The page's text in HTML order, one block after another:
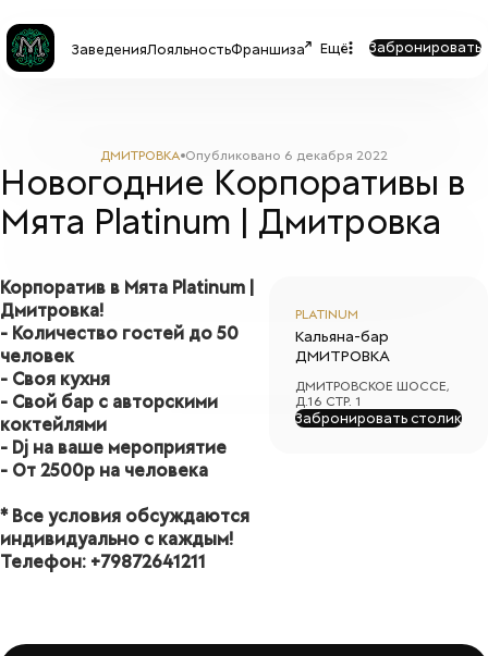
ЗаведенияЛояльностьФраншиза Ещё Забронировать
ДМИТРОВКА Опубликовано 6 декабря 2022
Новогодние Корпоративы в
Мята Platinum | Дмитровка
Корпоратив в Мята Platinum |
Дмитровка!
- Количество гостей до 50
человек
- Своя кухня
- Свой бар с авторскими
коктейлями
- Dj на ваше мероприятие
- От 2500р на человека
* Все условия обсуждаются
индивидуально с каждым!
Телефон: +79872641211
PLATINUM
Кальяна-бар
ДМИТРОВКА
ДМИТРОВСКОЕ ШОССЕ,
Д.16 СТР. 1
Забронировать столик